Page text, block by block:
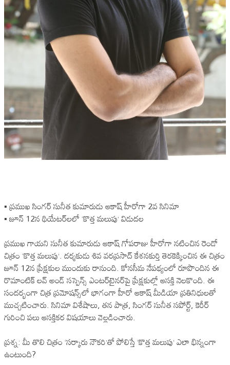
▪️ ప్రముఖ సింగ‌ర్ సునీత కుమారుడు ఆకాష్ హీరోగా 2వ సినిమా
▪️ జూన్ 12న థియేట‌ర్‌లలో ‘కొత్త మలుపు’ విడుద‌ల‌
ప్రముఖ గాయని సునీత కుమారుడు ఆకాష్ గోపరాజు హీరోగా నటించిన‌ రెండో
చిత్రం ‘కొత్త మలుపు’. దర్శకుడు శివ వరప్రసాద్ కేశనకుర్తి తెరకెక్కించిన ఈ చిత్రం
జూన్ 12న ప్రేక్షకుల ముందుకు రానుంది. కోనసీమ నేపథ్యంలో రూపొందిన ఈ
రొమాంటిక్ లవ్ అండ్ సస్పెన్స్ ఎంటర్‌టైనర్‌పై ప్రేక్షకుల్లో ఆసక్తి నెలకొంది. ఈ
సందర్భంగా చిత్ర ప్రమోషన్స్‌లో భాగంగా హీరో ఆకాష్ మీడియా ప్ర‌తినిధుల‌తో
ముచ్చటించారు. సినిమా విశేషాలు, తన పాత్ర, సింగర్ సునీత సపోర్ట్, కెరీర్
గురించి పలు ఆసక్తికర విషయాలు వెల్లడించారు.
ప్రశ్న: మీ తొలి చిత్రం ‘సర్కారు నౌకరి’తో పోలిస్తే ‘కొత్త మలుపు’ ఎలా భిన్నంగా
ఉంటుంది?